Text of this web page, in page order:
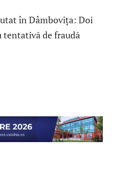
în Dâmbovița: Doi
de fraudă